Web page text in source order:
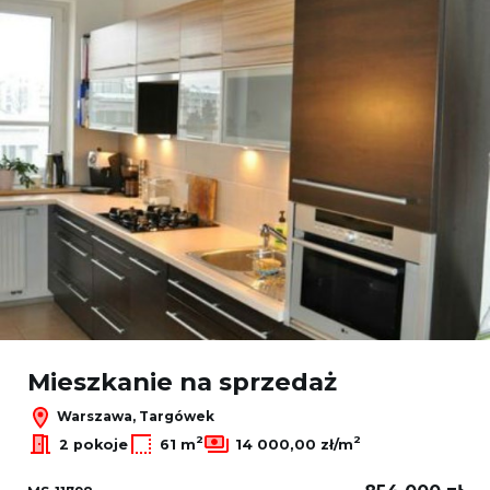
Mieszkanie na sprzedaż
Warszawa, Targówek
2 pokoje
61 m2 14 000,00 zł/m2